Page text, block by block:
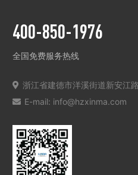
400-850-1976
全国免费服务热线
浙江省建德市洋溪街道新安江
E-mail: info@hzxinma.com